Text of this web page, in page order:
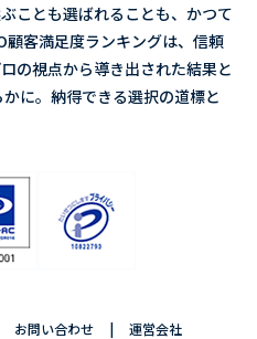
ことも選ばれることも、かつて
顧客満足度ランキングは、信頼
の視点から導き出された結果と
に。納得できる選択の道標と
お問い合わせ 運営会社